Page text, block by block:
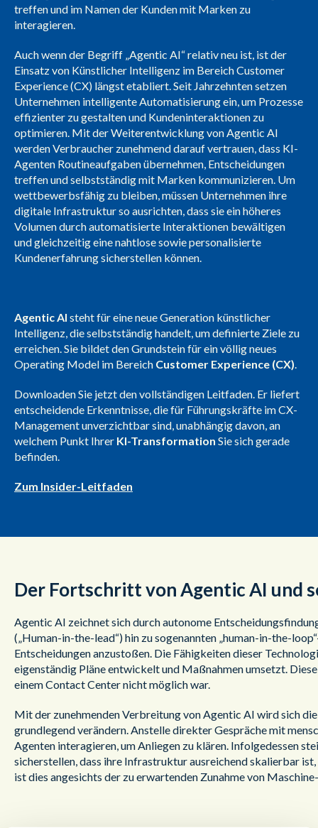
treffen und im Namen der Kunden mit Marken zu
interagieren.
Auch wenn der Begriff „Agentic AI“ relativ neu ist, ist der
Einsatz von Künstlicher Intelligenz im Bereich Customer
Experience (CX) längst etabliert. Seit Jahrzehnten setzen
Unternehmen intelligente Automatisierung ein, um Prozesse
effizienter zu gestalten und Kundeninteraktionen zu
optimieren. Mit der Weiterentwicklung von Agentic AI
werden Verbraucher zunehmend darauf vertrauen, dass KI-
Agenten Routineaufgaben übernehmen, Entscheidungen
treffen und selbstständig mit Marken kommunizieren. Um
wettbewerbsfähig zu bleiben, müssen Unternehmen ihre
digitale Infrastruktur so ausrichten, dass sie ein höheres
Volumen durch automatisierte Interaktionen bewältigen
und gleichzeitig eine nahtlose sowie personalisierte
Kundenerfahrung sicherstellen können.
Agentic AI steht für eine neue Generation künstlicher
Intelligenz, die selbstständig handelt, um definierte Ziele zu
erreichen. Sie bildet den Grundstein für ein völlig neues
Operating Model im Bereich Customer Experience (CX).
Downloaden Sie jetzt den vollständigen Leitfaden. Er liefert
entscheidende Erkenntnisse, die für Führungskräfte im CX-
Management unverzichtbar sind, unabhängig davon, an
welchem Punkt Ihrer KI-Transformation Sie sich gerade
befinden.
Zum Insider-Leitfaden
Der Fortschritt von Agentic AI und
Agentic AI zeichnet sich durch autonome
(„Human-in-the-lead“) hin zu sogenannten „human-in-the-
Entscheidungen anzustoßen. Die Fähigkeiten dieser
eigenständig Pläne entwickelt und Maßnahmen umsetzt.
einem Contact Center nicht möglich war.
Mit der zunehmenden Verbreitung von Agentic AI wird sich
grundlegend verändern. Anstelle direkter Gespräche mit
Agenten interagieren, um Anliegen zu klären. Infolgedessen
sicherstellen, dass ihre Infrastruktur ausreichend skalierbar
ist dies angesichts der zu erwartenden Zunahme von